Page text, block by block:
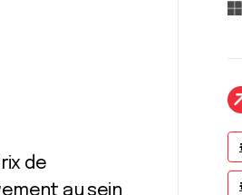
de
au sein